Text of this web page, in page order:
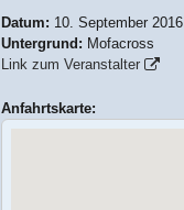
Datum: 10. September 2016
Untergrund: Mofacross
Link zum Veranstalter
Anfahrtskarte: